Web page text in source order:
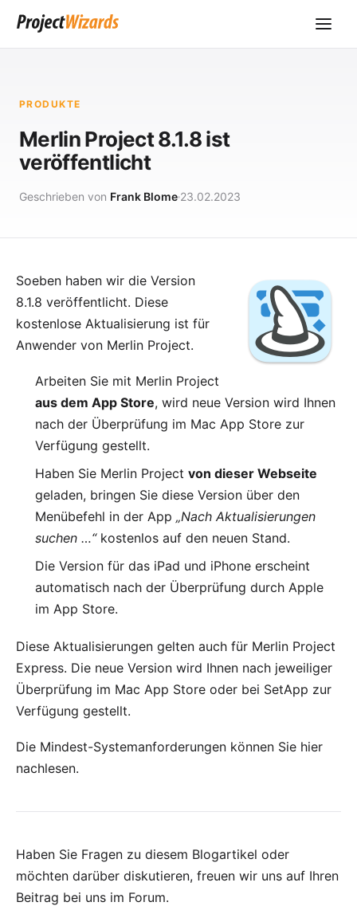
PRODUKTE
Merlin Project 8.1.8 ist
veröffentlicht
Geschrieben von Frank Blome 23.02.2023
Soeben haben wir die Version
8.1.8 veröffentlicht. Diese
kostenlose Aktualisierung ist für
Anwender von Merlin Project.
Arbeiten Sie mit Merlin Project
aus dem App Store, wird neue Version wird Ihnen
nach der Überprüfung im Mac App Store zur
Verfügung gestellt.
Haben Sie Merlin Project von dieser Webseite
geladen, bringen Sie diese Version über den
Menübefehl in der App „Nach Aktualisierungen
suchen …“kostenlos auf den neuen Stand.
Die Version für das iPad und iPhone erscheint
automatisch nach der Überprüfung durch Apple
im App Store.
Diese Aktualisierungen gelten auch für Merlin Project
Express. Die neue Version wird Ihnen nach jeweiliger
Überprüfung im Mac App Store oder bei SetApp zur
Verfügung gestellt.
Die Mindest-Systemanforderungen können Sie hier
nachlesen.
Haben Sie Fragen zu diesem Blogartikel oder
möchten darüber diskutieren, freuen wir uns auf Ihren
Beitrag bei uns im Forum.